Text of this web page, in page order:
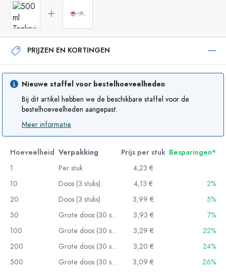
PRIJZEN EN KORTINGEN
Nieuwe staffel voor bestelhoeveelheden
Bij dit artikel hebben we de beschikbare staffel voor de
bestelhoeveelheden aangepast.
Meer informatie
Hoeveelheid Verpakking Prijs per stuk Besparingen*
1
Per stuk
4,23 €
10
Doos (3 stuks) 4,13 €
2%
20
Doos (3 stuks) 3,99 €
5%
50
Grote doos (30 stuks) 3,93 €
7%
100
Grote doos (30 stuks) 3,29 €
22%
200
Grote doos (30 stuks) 3,20 €
24%
500
Grote doos (30 stuks) 3,09 €
26%